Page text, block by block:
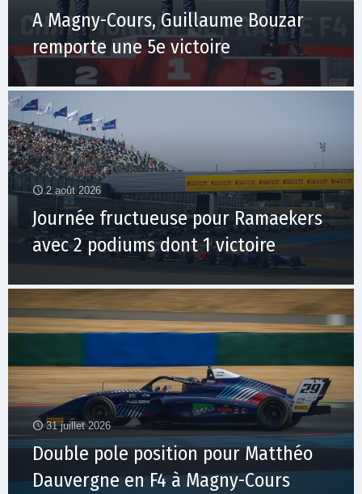
A Magny-Cours, Guillaume Bouzar
remporte une 5e victoire
2 août 2026
Journée fructueuse pour Ramaekers
avec 2 podiums dont 1 victoire
31 juillet 2026
Double pole position pour Matthéo
Dauvergne en F4 à Magny-Cours